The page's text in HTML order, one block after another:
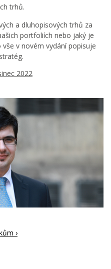
trhů.
a dluhopisových trhů za
portfoliích nebo jaký je
v novém vydání popisuje
2022
›